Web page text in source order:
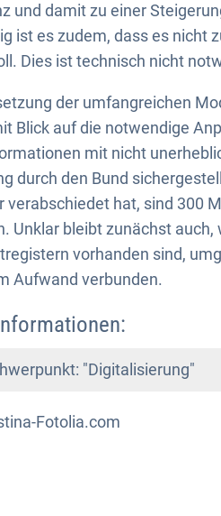
und damit zu einer
ist es zudem, dass es nicht
Dies ist technisch nicht
der umfangreichen
Blick auf die notwendige
mit nicht
durch den Bund
verabschiedet hat, sind 300
Unklar bleibt zunächst
vorhanden sind,
Aufwand verbunden.
"Digitalisierung"
Fotolia.com